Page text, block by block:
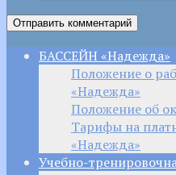
БАССЕЙН «Надежда»
Положение о
«Надежда»
Положение об
Тарифы на
«Надежда»
Учебно-